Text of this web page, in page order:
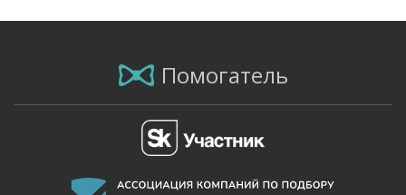
Помогатель